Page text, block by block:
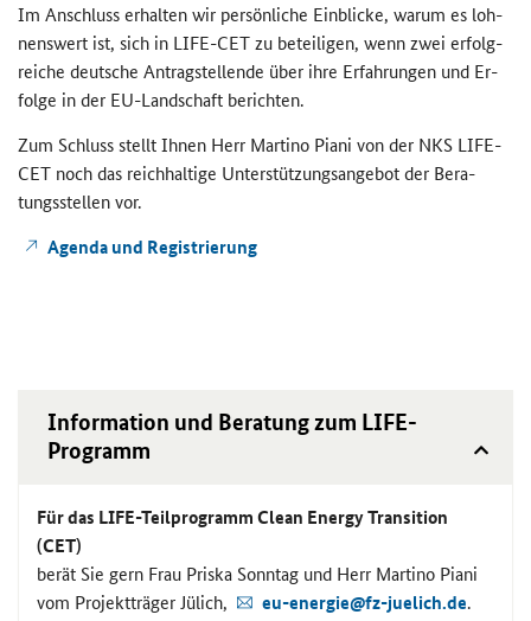
Im An­schluss er­hal­ten wir per­sön­li­che Ein­bli­cke, warum es loh­
nens­wert ist, sich in LIFE-CETzu be­tei­li­gen, wenn zwei er­folg­
rei­che deut­sche An­trag­stel­len­de über ihre Er­fah­run­gen und Er­
fol­ge in der EU-​Landschaft be­rich­ten.
Zum Schluss stellt Ihnen Herr Mar­ti­no Piani von der NKS LIFE-
CET noch das reich­hal­ti­ge Un­ter­stüt­zungs­an­ge­bot der Be­ra­
tungs­stel­len vor.
Agen­da und Re­gis­trie­rung
In­for­ma­ti­on und Be­ra­tung zum LIFE-​
Programm
Für das LIFE-​TeilprogrammClean Energy Transition
(CET)
berät Sie gern Frau Pris­ka Sonn­tag und Herr Mar­ti­no Piani
vom Pro­jekt­trä­ger Jü­lich,
eu-​energie@fz-​juelich.de.